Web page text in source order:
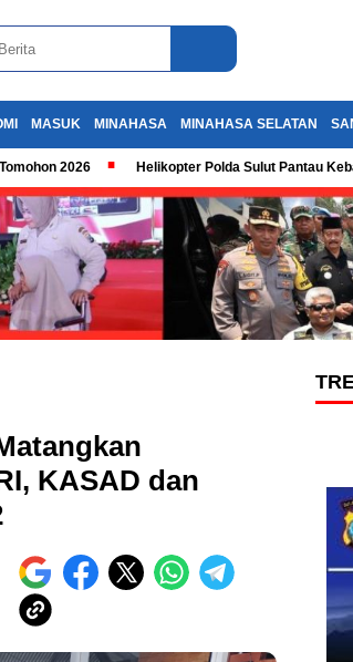
MASUK MINAHASA MINAHASA SELATAN
2026 Helikopter Polda Sulut Pantau
KASAD dan